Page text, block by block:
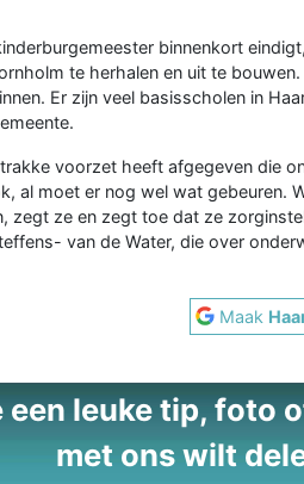
binnenkort
te herhalen en uit te
Er zijn veel basisscholen in
voorzet heeft afgegeven die
al moet er nog wel wat gebeuren.
zegt ze en zegt toe dat ze
van de Water, die over
Maak
een leuke tip, foto
met ons wilt